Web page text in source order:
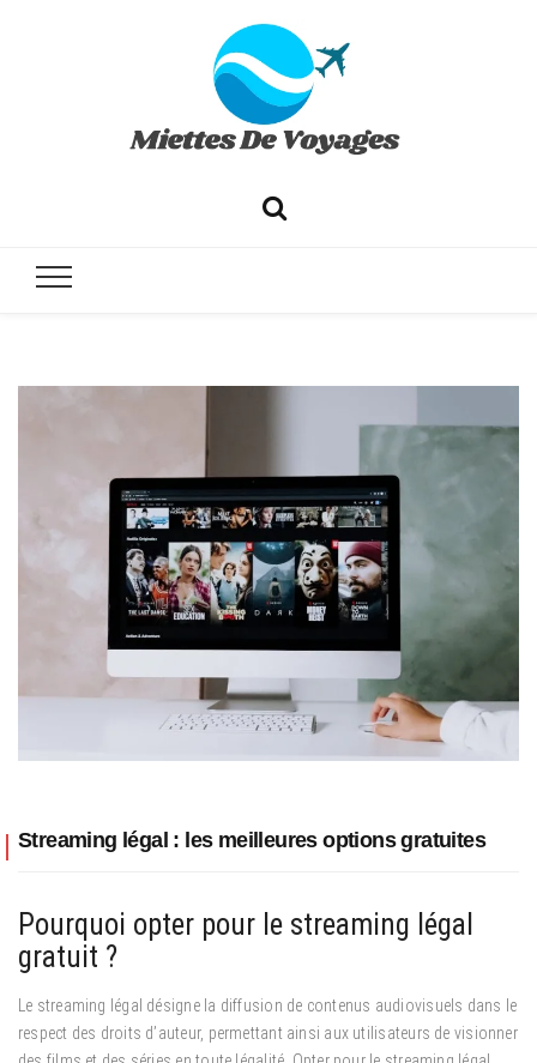
Streaming légal : les meilleures options gratuites
Pourquoi opter pour le streaming légal
gratuit ?
Le streaming légal désigne la diffusion de contenus audiovisuels dans le
respect des droits d’auteur, permettant ainsi aux utilisateurs de visionner